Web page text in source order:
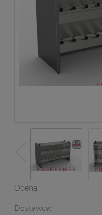
Ocena:
Dostawca: